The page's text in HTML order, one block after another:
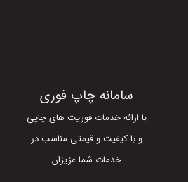
سامانه چاپ فوری
با ارائه خدمات فوریت های چاپی
و با کیفیت و قیمتی مناسب در
خدمات شما عزیزان